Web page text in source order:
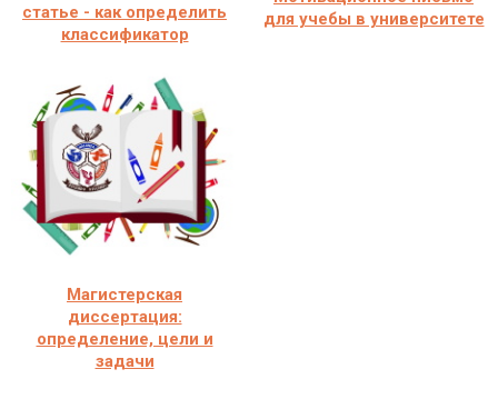
статье - как определить
классификатор
для учебы в университете
Магистерская
диссертация:
определение, цели и
задачи